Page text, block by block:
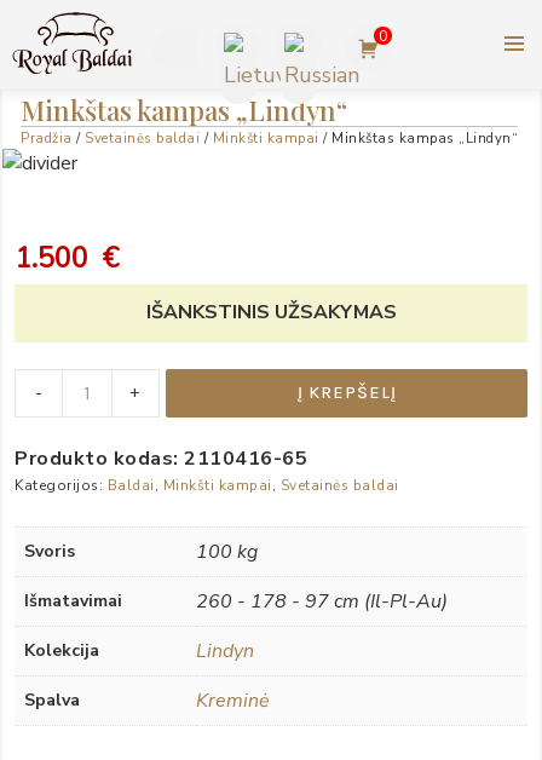
Pereiti
prie
turinio
ROYAL BALDAI |
AMERIKIETIŠKI ASHLEY
623
0
Minkštas kampas „Lindyn“
Pradžia / Svetainės baldai / Minkšti kampai / Minkštas kampas „Lindyn“
1.500 €
IŠANKSTINIS UŽSAKYMAS
quantity
- + Į KREPŠELĮ
Produkto kodas: 2110416-65
Kategorijos: Baldai, Minkšti kampai, Svetainės baldai
Svoris 100 kg
Išmatavimai 260 - 178 - 97 cm (Il-Pl-Au)
Kolekcija Lindyn
Spalva Kreminė